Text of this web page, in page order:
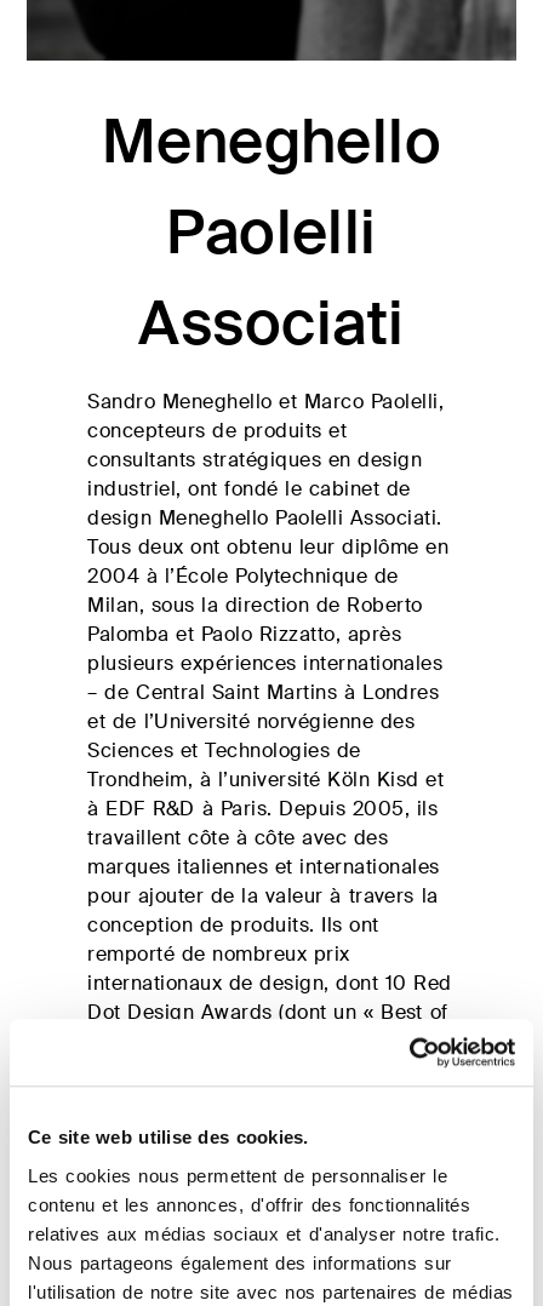
Ce site web utilise des cookies.
Les cookies nous permettent de personnaliser le
contenu et les annonces, d'offrir des fonctionnalités
relatives aux médias sociaux et d'analyser notre trafic.
Nous partageons également des informations sur
l'utilisation de notre site avec nos partenaires de médias
Coussins de
décoration
Linge de lit
Matelas et
#betterliving
lits pour le
Lits
doubles
Fournitures
hôtelières
et
collectivités
Découvrez
Plane
TOUS LES PRODUITS
TROUVER DES
Qualité artisanale
ZONE RÉSERVÉE
Meneghello
Paolelli
Associati
Sandro Meneghello et Marco Paolelli,
concepteurs de produits et
consultants stratégiques en design
industriel, ont fondé le cabinet de
design Meneghello Paolelli Associati.
Tous deux ont obtenu leur diplôme en
2004 à l’École Polytechnique de
Milan, sous la direction de Roberto
Palomba et Paolo Rizzatto, après
plusieurs expériences internationales
– de Central Saint Martins à Londres
et de l’Université norvégienne des
Sciences et Technologies de
Trondheim, à l’université Köln Kisd et
à EDF R&D à Paris. Depuis 2005, ils
travaillent côte à côte avec des
marques italiennes et internationales
pour ajouter de la valeur à travers la
conception de produits. Ils ont
remporté de nombreux prix
internationaux de design, dont 10 Red
Dot Design Awards (dont un « Best of
the Best » avec Ridea en 2014), 5
Design Index, 2 mentions spéciales
mentions au Young & Design.